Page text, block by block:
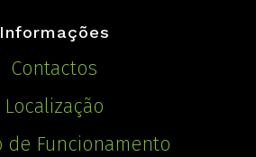
Informações
Contactos
Localização
de Funcionamento